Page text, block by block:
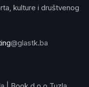
kulture i društvenog
@glastk.ba